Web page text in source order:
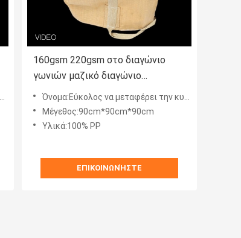
160gsm 220gsm στο διαγώνιο
γωνιών μαζικό διαγώνιο
κατώτατο σημείο άμμου τσαντών
αιχμηρό
Όνομα:Εύκολος να μεταφέρει την κυκλική τεράστια συσκευασία δομών τσαντών απλή
Μέγεθος:90cm*90cm*90cm
Υλικά:100% PP
ΕΠΙΚΟΙΝΩΝΉΣΤΕ